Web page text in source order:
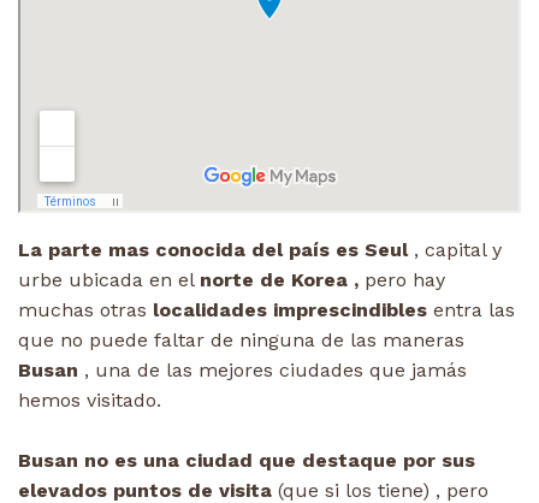
La parte mas conocida del país es Seul, capital y
urbe ubicada en el norte de Korea , pero hay
muchas otras localidades imprescindibles entra las
que no puede faltar de ninguna de las maneras
Busan , una de las mejores ciudades que jamás
hemos visitado.
Busan no es una ciudad que destaque por sus
elevados puntos de visita (que si los tiene) , pero